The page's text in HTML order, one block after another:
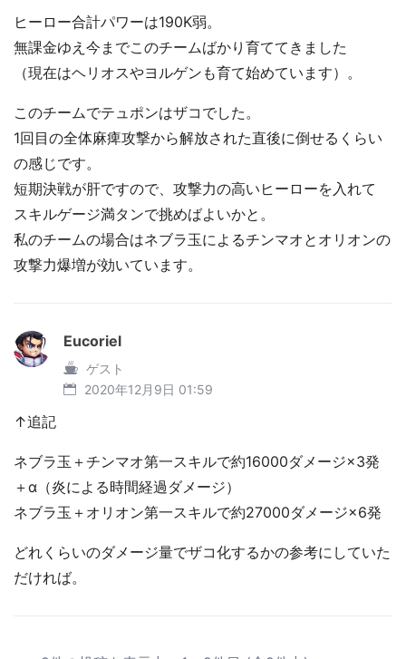
ヒーロー合計パワーは190K弱。
無課金ゆえ今までこのチームばかり育ててきました
（現在はヘリオスやヨルゲンも育て始めています）。
このチームでテュポンはザコでした。
1回目の全体麻痺攻撃から解放された直後に倒せるくらい
の感じです。
短期決戦が肝ですので、攻撃力の高いヒーローを入れて
スキルゲージ満タンで挑めばよいかと。
私のチームの場合はネブラ玉によるチンマオとオリオンの
攻撃力爆増が効いています。
Eucoriel
ゲスト
2020年12月9日 01:59
↑追記
ネブラ玉＋チンマオ第一スキルで約16000ダメージ×3発
＋α（炎による時間経過ダメージ）
ネブラ玉＋オリオン第一スキルで約27000ダメージ×6発
どれくらいのダメージ量でザコ化するかの参考にしていた
だければ。